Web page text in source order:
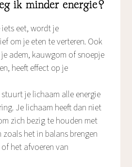
ik minder energie?
iets eet, wordt je
om je eten te verteren. Ook
adem, kauwgom of snoepje
heeft effect op je
je lichaam alle energie
Je lichaam heeft dan niet
zich bezig te houden met
zoals het in balans brengen
het afvoeren van